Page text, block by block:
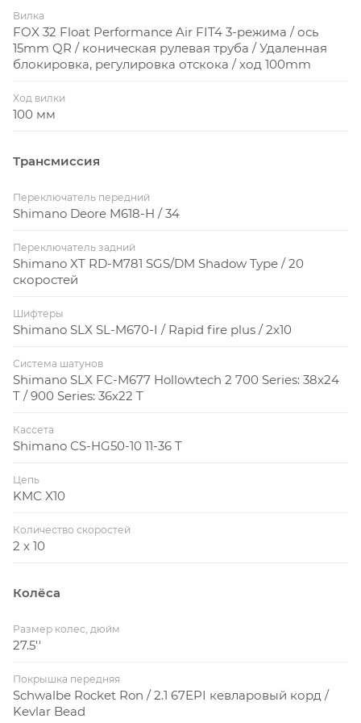
SLX
Оптимально для 27.5
Геометрия оптимизирована под колеса 27.5".
необходимую жесткость, а угол рулевой колонки 69
в любой ситуации.
Легче и тоньше
34.9мм, а велосипеды Scale 700-серии
комплектуются подседельным штырем 31.6мм, такое
Технология взаимозаменяемых дропаутов (IDS-SL
INTERCHANGEABLE DROPOUT SYSTEM - SUPER
стандартов: 142х12мм, 135х12мм и 135х5мм.
Вилка
FOX 32 Float Performance Air FIT4 3-режима / ось
15mm QR / коническая рулевая труба / Удаленная
блокировка, регулировка отскока / ход 100mm
Ход вилки
100 мм
Трансмиссия
Переключатель передний
Shimano Deore M618-H / 34
Переключатель задний
Shimano XT RD-M781 SGS/DM Shadow Type / 20
скоростей
Шифтеры
Shimano SLX SL-M670-I / Rapid fire plus / 2х10
Система шатунов
Shimano SLX FC-M677 Hollowtech 2 700 Series: 38x24
T / 900 Series: 36x22 T
Кассета
Shimano CS-HG50-10 11-36 T
Цепь
KMC X10
Количество скоростей
2 x 10
Колёса
Размер колес, дюйм
27.5''
Покрышка передняя
Schwalbe Rocket Ron / 2.1 67EPI кевларовый корд /
Kevlar Bead